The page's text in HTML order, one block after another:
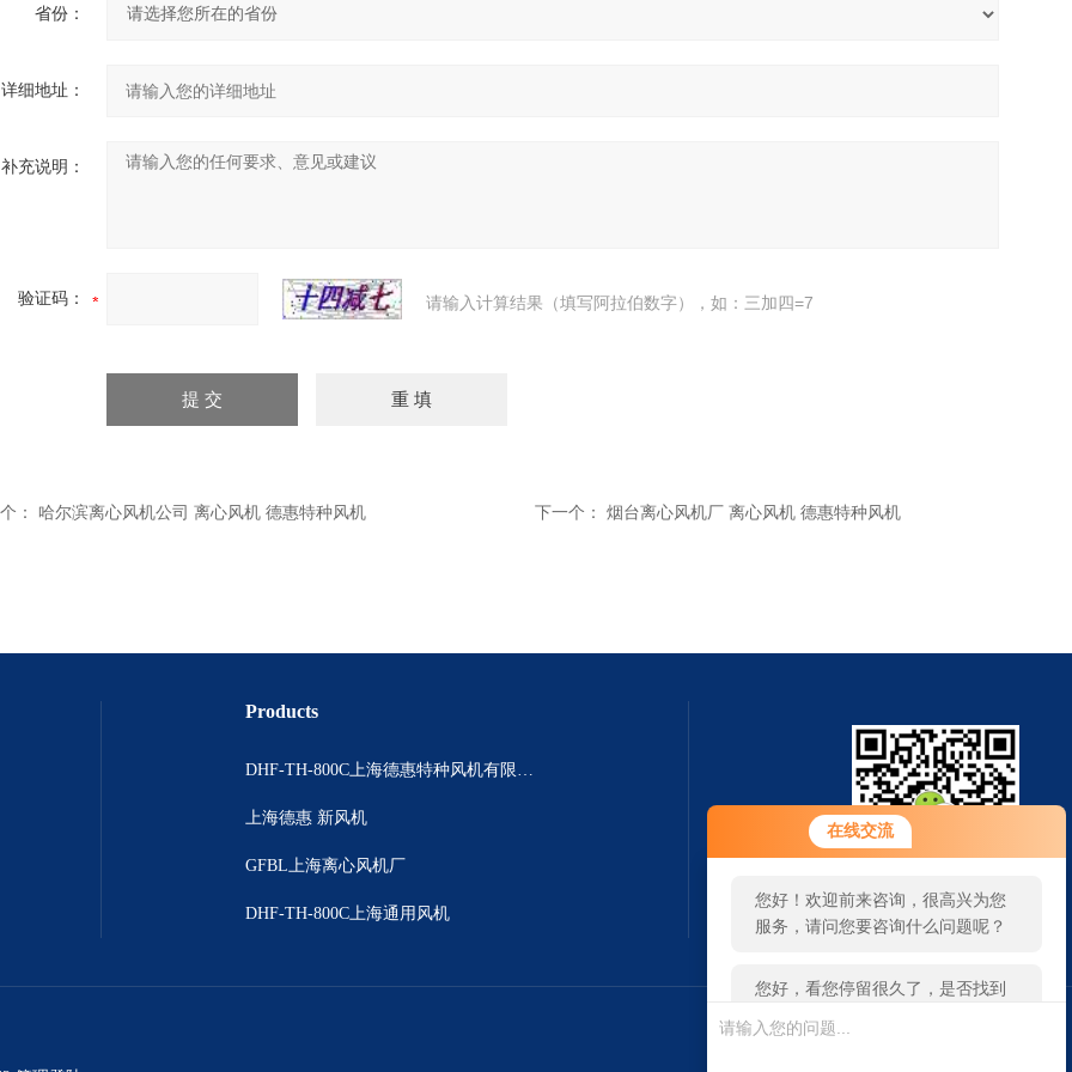
在线交流
您好！欢迎前来咨询，很高兴为您
服务，请问您要咨询什么问题呢？
您好，看您停留很久了，是否找到
了需求产品，您可以直接在线与我
省份：
详细地址：
补充说明：
验证码： 请输入计算结果（填写阿拉伯数字），如：三加四=7
： 哈尔滨离心风机公司 离心风机 德惠特种风机 下一个： 烟台离心风机厂 离心风机 德惠特种风机
Products
DHF-TH-800C上海德惠特种风机有限公司
上海德惠 新风机
GFBL上海离心风机厂
DHF-TH-800C上海通用风机 扫一扫 微信咨询